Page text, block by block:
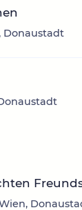
Donaustadt